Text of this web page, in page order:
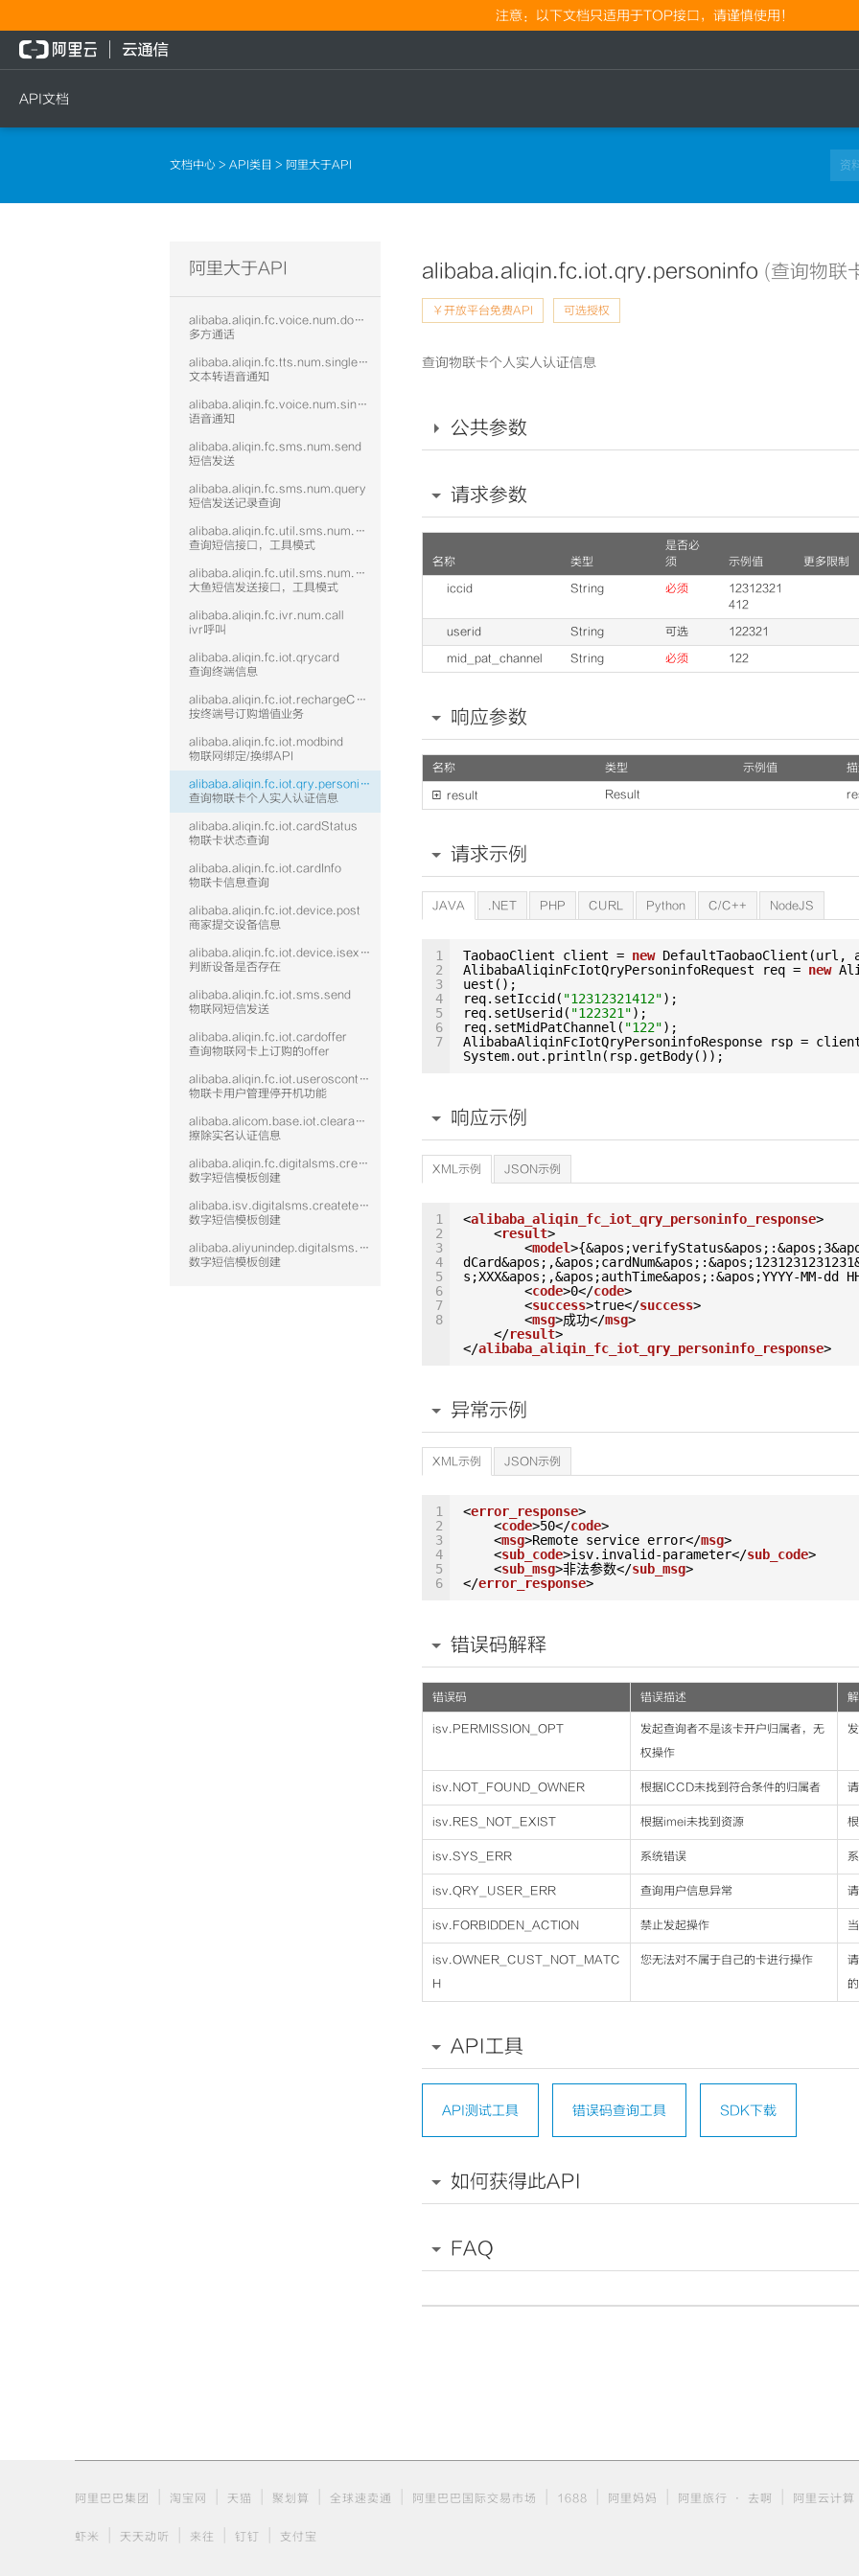
注意：以下文档只适用于TOP接口，请谨慎使用！
API文档
文档中心 > API类目 > 阿里大于API
阿里大于API
alibaba.aliqin.fc.voice.num.doublecall
多方通话
alibaba.aliqin.fc.tts.num.singlecall
文本转语音通知
alibaba.aliqin.fc.voice.num.singlecall
语音通知
alibaba.aliqin.fc.sms.num.send
短信发送
alibaba.aliqin.fc.sms.num.query
短信发送记录查询
alibaba.aliqin.fc.util.sms.num.query
查询短信接口，工具模式
alibaba.aliqin.fc.util.sms.num.send
大鱼短信发送接口，工具模式
alibaba.aliqin.fc.ivr.num.call
ivr呼叫
alibaba.aliqin.fc.iot.qrycard
查询终端信息
alibaba.aliqin.fc.iot.rechargeCard
按终端号订购增值业务
alibaba.aliqin.fc.iot.modbind
物联网绑定/换绑API
alibaba.aliqin.fc.iot.qry.personinfo
查询物联卡个人实人认证信息
alibaba.aliqin.fc.iot.cardStatus
物联卡状态查询
alibaba.aliqin.fc.iot.cardInfo
物联卡信息查询
alibaba.aliqin.fc.iot.device.post
商家提交设备信息
alibaba.aliqin.fc.iot.device.isexist
判断设备是否存在
alibaba.aliqin.fc.iot.sms.send
物联网短信发送
alibaba.aliqin.fc.iot.cardoffer
查询物联网卡上订购的offer
alibaba.aliqin.fc.iot.useroscontrol
物联卡用户管理停开机功能
alibaba.alicom.base.iot.clearauth
擦除实名认证信息
alibaba.aliqin.fc.digitalsms.createtemplate
数字短信模板创建
alibaba.isv.digitalsms.createtemplate
数字短信模板创建
alibaba.aliyunindep.digitalsms.createtemplate
数字短信模板创建
alibaba.aliqin.fc.iot.qry.personinfo (查询物联
￥开放平台免费API 可选授权
查询物联卡个人实人认证信息
公共参数
请求参数
名称 类型
是否必
须
示例值
更多限制
iccid
String 必须
12312321
412
userid
String 可选
122321
mid_pat_channel
String 必须 122
响应参数
名称 类型 示例值
 result Result
请求示例
JAVA .NET PHP CURL Python C/C++ NodeJS
1
2
3
4
5
6
7
TaobaoClient client = new DefaultTaobaoClient(url,
AlibabaAliqinFcIotQryPersoninfoRequest req = new
uest();
req.setIccid( "12312321412");
req.setUserid( "122321");
req.setMidPatChannel( "122");
AlibabaAliqinFcIotQryPersoninfoResponse rsp =
System.out.println(rsp.getBody());
响应示例
XML示例 JSON示例
1
2
3
4
5
6
7
8
<alibaba_aliqin_fc_iot_qry_personinfo_response>
<result>
<model
s;XXX&apos;,&apos;authTime&apos;:&apos;YYYY-MM-dd
<code>0</code>
<success>true</success>
<msg>成功</msg>
</result>
</alibaba_aliqin_fc_iot_qry_personinfo_response>
异常示例
XML示例 JSON示例
1
2
3
4
5
6
<error_response>
<code>50</code>
<msg>Remote service error</msg>
<sub_code>isv.invalid-parameter</sub_code>
<sub_msg>非法参数</sub_msg>
</error_response>
错误码解释
错误码 错误描述
isv.PERMISSION_OPT
发起查询者不是该卡开户归属者，无
权操作
isv.NOT_FOUND_OWNER 根据ICCD未找到符合条件的归属者
isv.RES_NOT_EXIST 根据imei未找到资源
isv.SYS_ERR 系统错误
isv.QRY_USER_ERR 查询用户信息异常
isv.FORBIDDEN_ACTION 禁止发起操作
isv.OWNER_CUST_NOT_MATC
H
您无法对不属于自己的卡进行操作
API工具
API测试工具 错误码查询工具 SDK下载
如何获得此API
FAQ
阿里巴巴集团 淘宝网 天猫 聚划算 全球速卖通 阿里巴巴国际交易市场 1688 阿里妈妈 阿里旅行 · 去啊 阿里云计算
虾米 天天动听 来往 钉钉 支付宝